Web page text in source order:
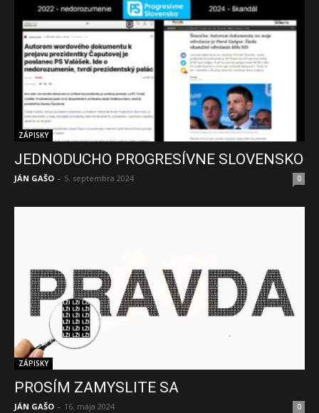
ZÁPISKY
JEDNODUCHO PROGRESÍVNE SLOVENSKO
JÁN GAŠO - 5. septembra 2024 0
ZÁPISKY
PROSÍM ZAMYSLITE SA
JÁN GAŠO - 16. mája 2024 0